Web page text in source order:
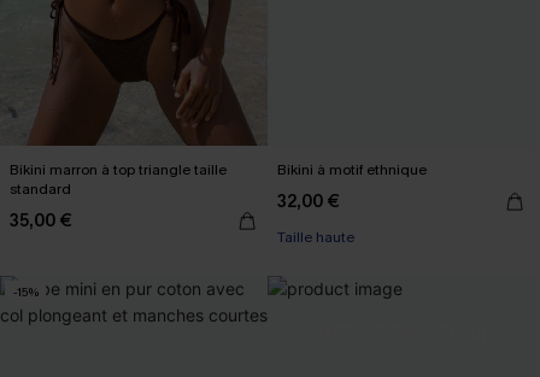
Bikini marron à top triangle taille
standard
35,00 €
Bikini à motif ethnique
32,00 €
Taille haute
-15%